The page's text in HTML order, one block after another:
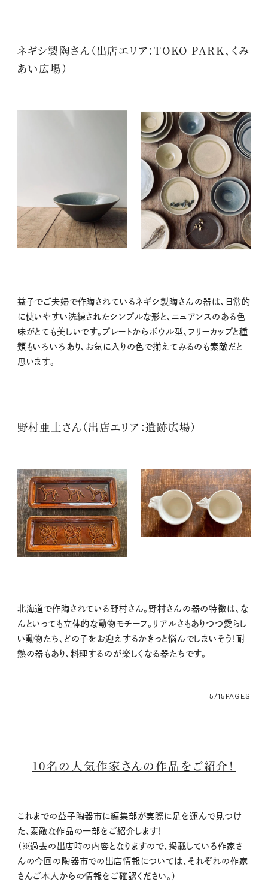
ネギシ製陶さん（出店エリア：TOKO PARK、くみ
あい広場）
益子でご夫婦で作陶されているネギシ製陶さんの器は、日常的
に使いやすい洗練されたシンプルな形と、ニュアンスのある色
味がとても美しいです。プレートからボウル型、フリーカップと種
類もいろいろあり、お気に入りの色で揃えてみるのも素敵だと
思います。
野村亜土さん（出店エリア：遺跡広場）
北海道で作陶されている野村さん。野村さんの器の特徴は、な
んといっても立体的な動物モチーフ。リアルさもありつつ愛らし
い動物たち、どの子をお迎えするかきっと悩んでしまいそう！耐
熱の器もあり、料理するのが楽しくなる器たちです。
5/15 PAGES
10名の人気作家さんの作品をご紹介！
これまでの益子陶器市に編集部が実際に足を運んで見つけ
た、素敵な作品の一部をご紹介します！
（※過去の出店時の内容となりますので、掲載している作家さ
んの今回の陶器市での出店情報については、それぞれの作家
さんご本人からの情報をご確認ください。）